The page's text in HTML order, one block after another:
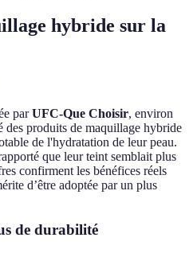
hybride sur la
parUFC-Que Choisir, environ
des produits de maquillage hybride
de l'hydratation de leur peau.
que leur teint semblait plus
confirment les bénéfices réels
d’être adoptée par un plus
de durabilité